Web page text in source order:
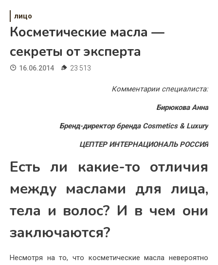
Свадьба
Жизнь
Недвижимость
лицо
Косметические масла —
секреты от эксперта
16.06.2014 23 513
Комментарии специалиста:
Бирюкова Анна
Бренд-директор бренда Cosmetics & Luxury
ЦЕПТЕР ИНТЕРНАЦИОНАЛЬ РОССИЯ
Есть ли какие-то отличия
между маслами для лица,
тела и волос? И в чем они
заключаются?
Несмотря на то, что косметические масла невероятно